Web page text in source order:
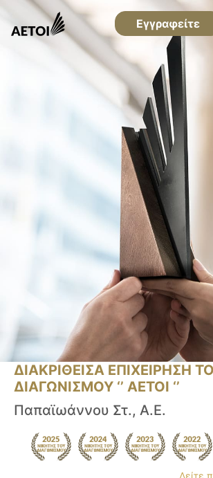
Εγγραφείτε
ΔΙΑΚΡΙΘΕΙΣΑ ΕΠΙΧΕΙΡΗΣΗ
ΔΙΑΓΩΝΙΣΜΟΥ ‘’ ΑΕΤΟΙ ‘’
Παπαϊωάννου Στ., Α.Ε.
Δείτε